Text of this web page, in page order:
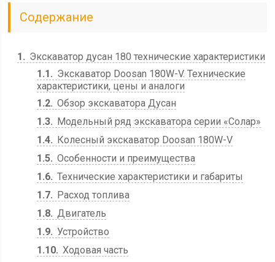
Содержание
1
Экскаватор дусан 180 технические характеристики
1.1
Экскаватор Doosan 180W-V. Технические
характеристики, цены и аналоги
1.2 Обзор экскаватора Дусан
1.3
Модельный ряд экскаватора серии «Солар»
1.4
Колесный экскаватор Doosan 180W-V
1.5 Особенности и преимущества
1.6 Технические характеристики и габариты
1.7
Расход топлива
1.8 Двигатель
1.9 Устройство
1.10 Ходовая часть